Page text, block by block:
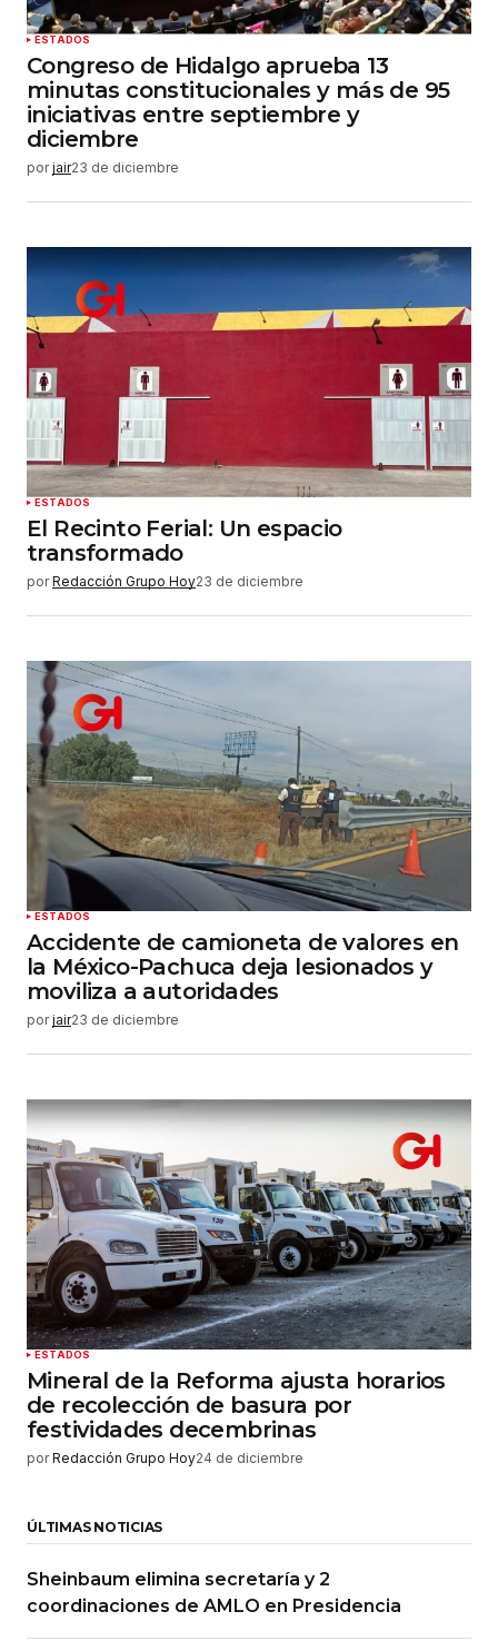
ESTADOS
Congreso de Hidalgo aprueba 13
minutas constitucionales y más de 95
iniciativas entre septiembre y
diciembre
por jair23 de diciembre
ESTADOS
El Recinto Ferial: Un espacio
transformado
por Redacción Grupo Hoy23 de diciembre
ESTADOS
Accidente de camioneta de valores en
la México-Pachuca deja lesionados y
moviliza a autoridades
por jair23 de diciembre
ESTADOS
Mineral de la Reforma ajusta horarios
de recolección de basura por
festividades decembrinas
por Redacción Grupo Hoy24 de diciembre
ÚLTIMAS NOTICIAS
Sheinbaum elimina secretaría y 2
coordinaciones de AMLO en Presidencia